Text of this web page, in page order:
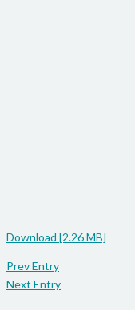
Download [2.26 MB]
Prev Entry
Next Entry